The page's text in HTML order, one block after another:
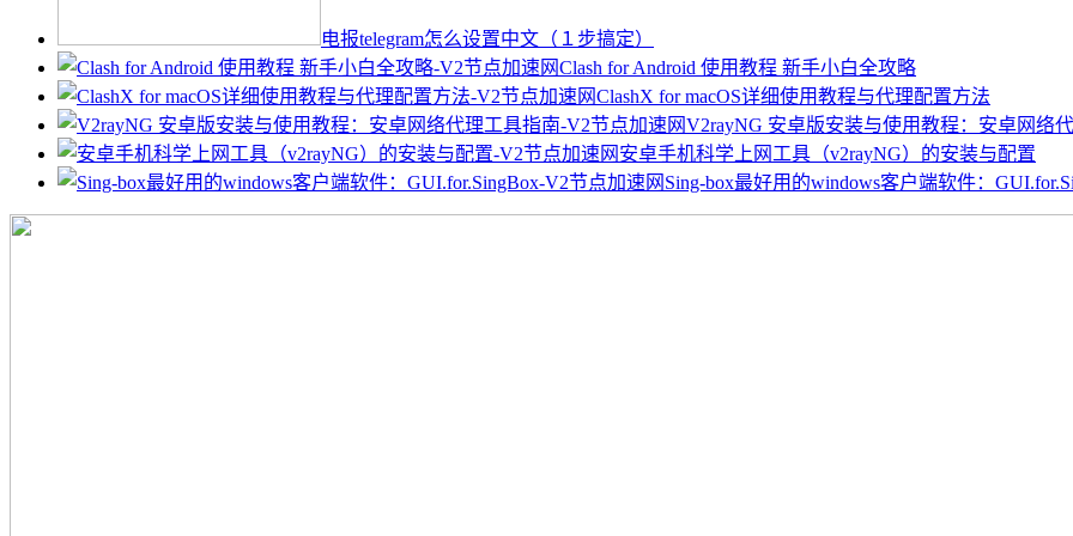
电报telegram怎么设置中文（１步搞定）
Clash for Android 使用教程 新手小白全攻略
ClashX for macOS详细使用教程与代理配置方法
V2rayNG 安卓版安装与使用教程：安卓网络
安卓手机科学上网工具（v2rayNG）的安装与配置
Sing-box最好用的windows客户端软件：